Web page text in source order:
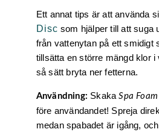
Ett annat tips är att använda
Disc som hjälper till att suga
från vattenytan på ett smidigt
tillsätta en större mängd klor i
så sätt bryta ner fetterna.
Användning: SkakaSpa
före användandet! Spreja
medan spabadet är igång,